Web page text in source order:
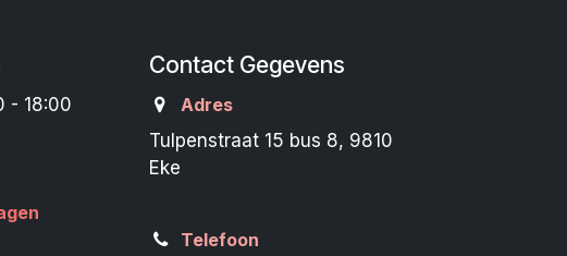
- 18:00
Contact Gegevens
Adres
Tulpenstraat 15 bus 8, 9810
Eke
Telefoon